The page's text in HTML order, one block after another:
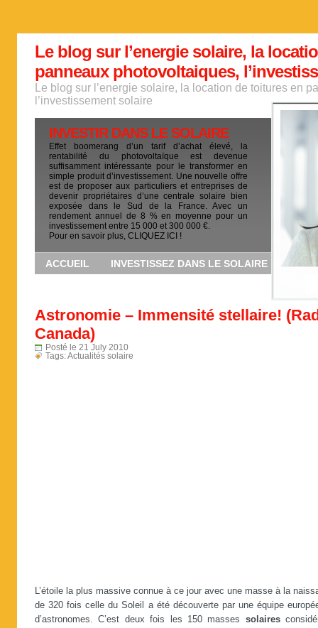
Le blog sur l’energie solaire, la
panneaux photovoltaiques,
Le blog sur l’energie solaire, la location de toitures en
l’investissement solaire
INVESTIR DANS LE SOLAIRE
Effet boomerang d’un tarif d’achat élevé, la
rentabilité du photovoltaïque est devenue
suffisamment intéressante pour le transformer en
simple produit d’investissement. Une nouvelle offre
est de proposer aux particuliers et entreprises de
devenir propriétaires d’une centrale solaire bien
exposée dans le Sud de la France. Avec un
rendement annuel de 8 % en moyenne pour un
investissement entre 15 000 et 300 000 €.
Pour en savoir plus, CLIQUEZ ICI !
ACCUEIL INVESTISSEZ DANS LE SOLAIRE
Astronomie – Immensité stellaire!
Canada)
Posté le 21 July 2010
Tags:Actualités solaire
L’étoile la plus massive connue à ce jour avec une masse à la
de 320 fois celle du Soleil a été découverte par une équipe
d’astronomes. C’est deux fois les 150 masses solaires